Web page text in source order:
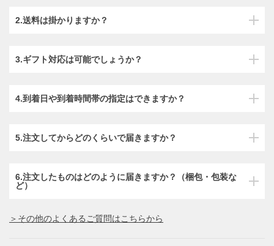
2.送料は掛かりますか？
3.ギフト対応は可能でしょうか？
4.到着日や到着時間帯の指定はできますか？
5.注文してからどのくらいで届きますか？
6.注文したものはどのように届きますか？（梱包・包装な
ど）
＞その他のよくあるご質問はこちらから